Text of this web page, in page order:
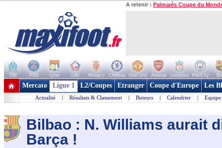
A retenir : Palmarès Coupe du
OM PSG Lyon Lille Monaco Chelsea Man Utd Arsenal Liverpool ManCity
+ de clubs
Mercato Ligue 1 L2/Coupes Etranger Coupe d'Europe Les
Actualité | Résultats & Classement | Buteurs | Calendrier | Equipe
Bilbao : N. Williams aurait
Barça !